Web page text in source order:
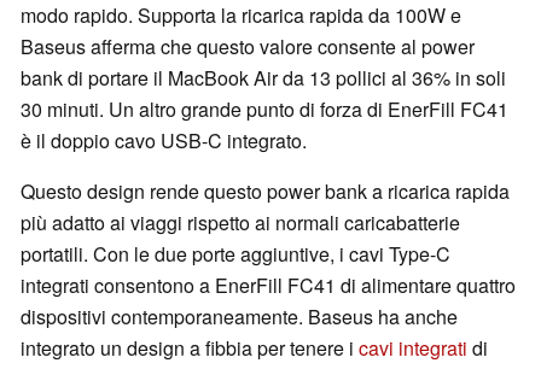
modo rapido. Supporta la ricarica rapida da 100W e
Baseus afferma che questo valore consente al power
bank di portare il MacBook Air da 13 pollici al 36% in soli
30 minuti. Un altro grande punto di forza di EnerFill FC41
è il doppio cavo USB-C integrato.
Questo design rende questo power bank a ricarica rapida
più adatto ai viaggi rispetto ai normali caricabatterie
portatili. Con le due porte aggiuntive, i cavi Type-C
integrati consentono a EnerFill FC41 di alimentare quattro
dispositivi contemporaneamente. Baseus ha anche
integrato un design a fibbia per tenere i cavi integrati di